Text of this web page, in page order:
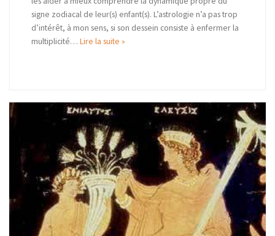
signe zodiacal de leur(s) enfant(s). L’astrologie n’a pas trop
d’intérêt, à mon sens, si son dessein consiste à enfermer la
multiplicité… Lire la suite »